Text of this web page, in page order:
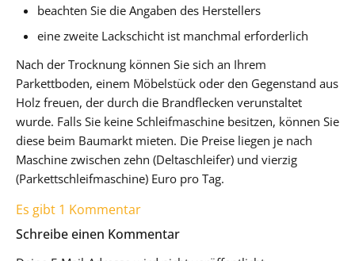
beachten Sie die Angaben des Herstellers
eine zweite Lackschicht ist manchmal erforderlich
Nach der Trocknung können Sie sich an Ihrem
Parkettboden, einem Möbelstück oder den Gegenstand aus
Holz freuen, der durch die Brandflecken verunstaltet
wurde. Falls Sie keine Schleifmaschine besitzen, können Sie
diese beim Baumarkt mieten. Die Preise liegen je nach
Maschine zwischen zehn (Deltaschleifer) und vierzig
(Parkettschleifmaschine) Euro pro Tag.
Es gibt 1 Kommentar
Schreibe einen Kommentar